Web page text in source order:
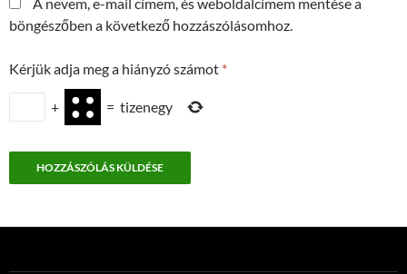
böngészőben a következő hozzászólásomhoz.
Kérjük adja meg a hiányzó számot *
+ = tizenegy